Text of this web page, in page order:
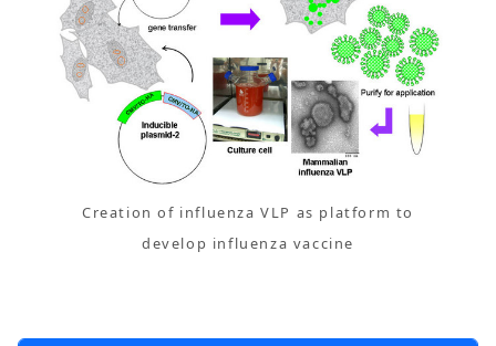
Creation of influenza VLP as platform to
develop influenza vaccine